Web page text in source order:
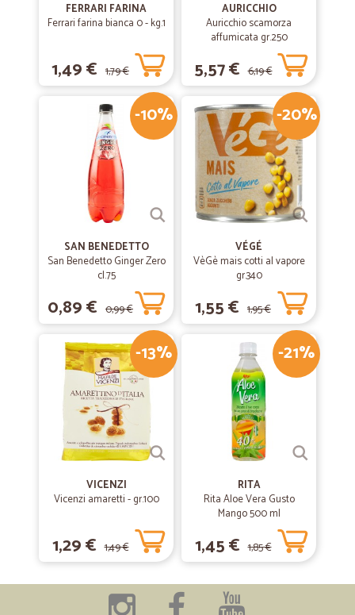
FERRARI FARINA
Ferrari farina bianca 0 - kg.1
1,49 € 1,79 €
AURICCHIO
Auricchio scamorza
affumicata gr.250
5,57 € 6,19 €
-10%
SAN BENEDETTO
San Benedetto Ginger Zero
cl.75
0,89 € 0,99 €
-20%
VÉGÉ
VèGè mais cotti al vapore
gr.340
1,55 € 1,95 €
-13%
VICENZI
Vicenzi amaretti - gr.100
1,29 € 1,49 €
-21%
RITA
Rita Aloe Vera Gusto
Mango 500 ml
1,45 € 1,85 €